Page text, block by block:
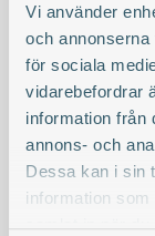
Vi använder
och
för sociala
vidarebefordrar
information från
annons- och
Dessa kan i sin
information
samlat in när